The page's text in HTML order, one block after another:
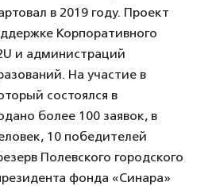
в 2019 году. Проект
Корпоративного
и администраций
На участие в
состоялся в
более 100 заявок, в
10 победителей
Полевского городского
фонда «Синара»